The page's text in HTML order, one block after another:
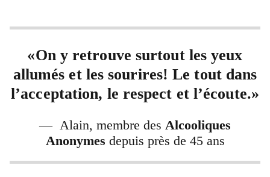
«On y retrouve surtout les yeux
allumés et les sourires! Le tout dans
l’acceptation, le respect et l’écoute.»
— Alain, membre des Alcooliques
Anonymes depuis près de 45 ans